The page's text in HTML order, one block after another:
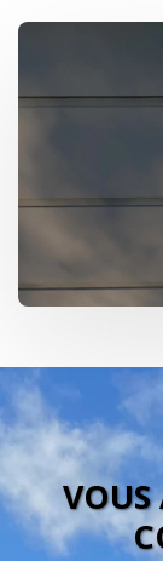
VOUS